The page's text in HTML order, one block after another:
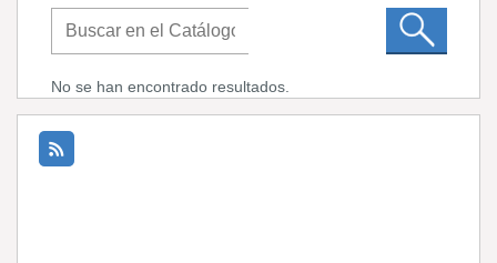
No se han encontrado resultados.